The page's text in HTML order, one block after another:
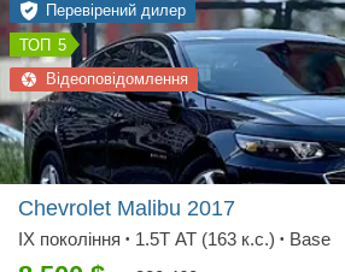
Перевірений дилер
5
Відеоповідомлення
Chevrolet Malibu 2017
IX покоління • 1.5T AT (163 к.с.) • Base